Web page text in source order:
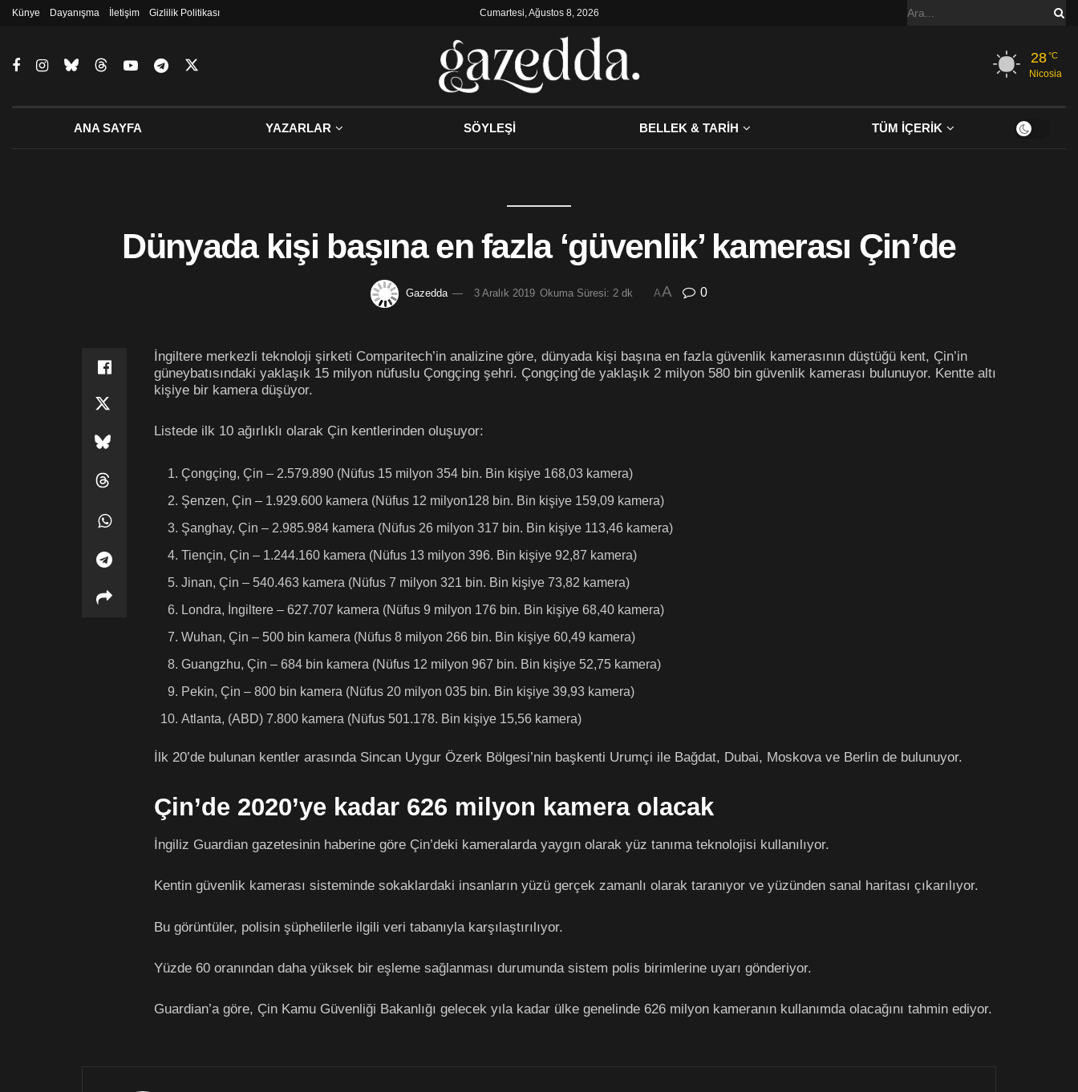
Künye Dayanışma İletişim Gizlilik Politikası Cumartesi, Ağustos 8, 2026
28°C
Nicosia
ANA SAYFA YAZARLAR SÖYLEŞİ BELLEK & TARİH TÜM İÇERİK
Dünyada kişi başına en fazla ‘güvenlik’ kamerası Çin’de
Gazedda 3 Aralık 2019 Okuma Süresi: 2 dk AA 0
İngiltere merkezli teknoloji şirketi Comparitech’in analizine göre, dünyada kişi başına en fazla güvenlik kamerasının düştüğü kent, Çin’in
güneybatısındaki yaklaşık 15 milyon nüfuslu Çongçing şehri. Çongçing’de yaklaşık 2 milyon 580 bin güvenlik kamerası bulunuyor. Kentte altı
kişiye bir kamera düşüyor.
Listede ilk 10 ağırlıklı olarak Çin kentlerinden oluşuyor:
Çongçing, Çin – 2.579.890 (Nüfus 15 milyon 354 bin. Bin kişiye 168,03 kamera)
Şenzen, Çin – 1.929.600 kamera (Nüfus 12 milyon128 bin. Bin kişiye 159,09 kamera)
Şanghay, Çin – 2.985.984 kamera (Nüfus 26 milyon 317 bin. Bin kişiye 113,46 kamera)
Tiençin, Çin – 1.244.160 kamera (Nüfus 13 milyon 396. Bin kişiye 92,87 kamera)
Jinan, Çin – 540.463 kamera (Nüfus 7 milyon 321 bin. Bin kişiye 73,82 kamera)
Londra, İngiltere – 627.707 kamera (Nüfus 9 milyon 176 bin. Bin kişiye 68,40 kamera)
Wuhan, Çin – 500 bin kamera (Nüfus 8 milyon 266 bin. Bin kişiye 60,49 kamera)
Guangzhu, Çin – 684 bin kamera (Nüfus 12 milyon 967 bin. Bin kişiye 52,75 kamera)
Pekin, Çin – 800 bin kamera (Nüfus 20 milyon 035 bin. Bin kişiye 39,93 kamera)
Atlanta, (ABD) 7.800 kamera (Nüfus 501.178. Bin kişiye 15,56 kamera)
İlk 20’de bulunan kentler arasında Sincan Uygur Özerk Bölgesi’nin başkenti Urumçi ile Bağdat, Dubai, Moskova ve Berlin de bulunuyor.
Çin’de 2020’ye kadar 626 milyon kamera olacak
İngiliz Guardian gazetesinin haberine göre Çin’deki kameralarda yaygın olarak yüz tanıma teknolojisi kullanılıyor.
Kentin güvenlik kamerası sisteminde sokaklardaki insanların yüzü gerçek zamanlı olarak taranıyor ve yüzünden sanal haritası çıkarılıyor.
Bu görüntüler, polisin şüphelilerle ilgili veri tabanıyla karşılaştırılıyor.
Yüzde 60 oranından daha yüksek bir eşleme sağlanması durumunda sistem polis birimlerine uyarı gönderiyor.
Guardian’a göre, Çin Kamu Güvenliği Bakanlığı gelecek yıla kadar ülke genelinde 626 milyon kameranın kullanımda olacağını tahmin ediyor.